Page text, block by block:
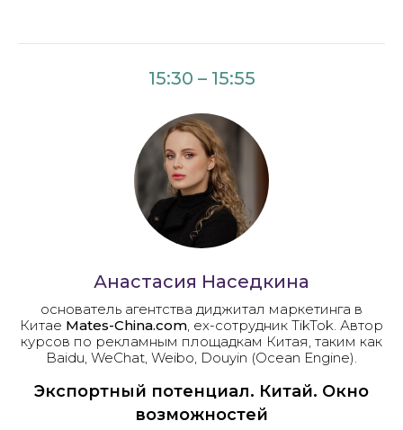
15:30 – 15:55
Анастасия Наседкина
основатель агентства диджитал маркетинга в
Китае Mates-China.com , ex-сотрудник TikTok. Автор
курсов по рекламным площадкам Китая, таким как
Baidu, WeChat, Weibo, Douyin (Ocean Engine).
Экспортный потенциал. Китай. Окно
возможностей